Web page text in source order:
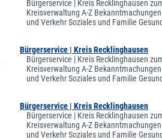
Bürgerservice | Kreis Recklinghausen
Kreisverwaltung A-Z
und Verkehr Soziales und Familie
Bürgerservice | Kreis Recklinghausen
Bürgerservice | Kreis Recklinghausen
Kreisverwaltung A-Z
und Verkehr Soziales und Familie
Bürgerservice | Kreis Recklinghausen
Bürgerservice | Kreis Recklinghausen
Kreisverwaltung A-Z
und Verkehr Soziales und Familie